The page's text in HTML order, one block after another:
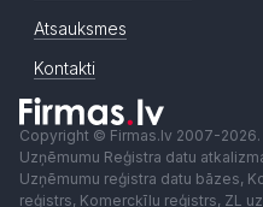
Atsauksmes
Kontakti
Copyright © Firmas.lv 2007-
Uzņēmumu Reģistra datu
Uzņēmumu reģistra datu bāzes,
reģistrs, Komercķīlu reģistrs, ZL